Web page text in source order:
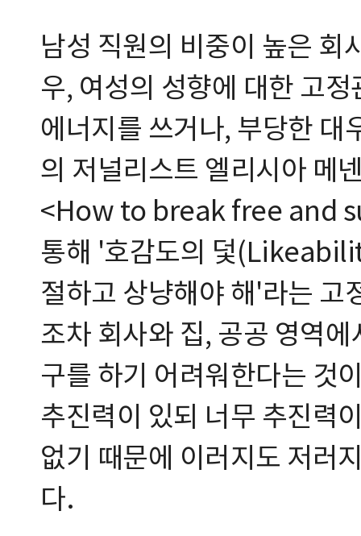
남성 직원의 비중이 높은 회
우, 여성의 성향에 대한 고
에너지를 쓰거나, 부당한 대
의 저널리스트 엘리시아
<How to break free and
통해 '호감도의 덫
절하고 상냥해야 해'라는 고
조차 회사와 집, 공공 영역
구를 하기 어려워한다는 것
추진력이 있되 너무 추진력
없기 때문에 이러지도 저러
다.